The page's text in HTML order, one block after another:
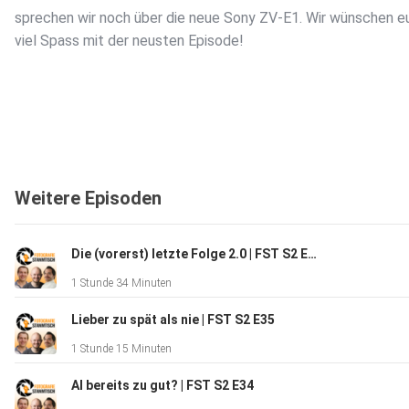
sprechen wir noch über die neue Sony ZV-E1. Wir wünschen
viel Spass mit der neusten Episode!
sehr helfen um mehr interessante Menschen wie euch zu
⁠podcast@fotografie-stammtisch.ch⁠ oder schreibt uns auf
oder Instagram. Mehr vom Stammtisch findet ihr unter:
⁠https://linktr.ee/FotografieStammtisch⁠
Weitere Episoden
Die (vorerst) letzte Folge 2.0 | FST S2 E36
1 Stunde 34 Minuten
Lieber zu spät als nie | FST S2 E35
1 Stunde 15 Minuten
AI bereits zu gut? | FST S2 E34